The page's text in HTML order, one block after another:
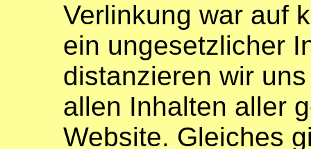
Verlinkung war auf
ein ungesetzlicher
distanzieren wir
allen Inhalten aller
Website. Gleiches